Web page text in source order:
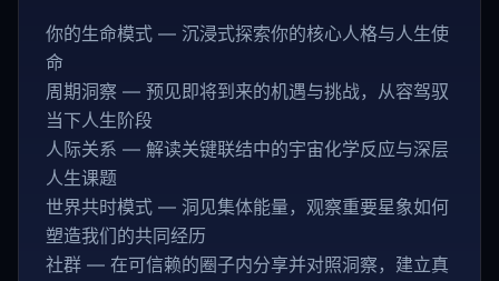
你的生命模式 — 沉浸式探索你的核心人格与人生使
命
周期洞察 — 预见即将到来的机遇与挑战，从容驾驭
当下人生阶段
人际关系 — 解读关键联结中的宇宙化学反应与深层
人生课题
世界共时模式 — 洞见集体能量，观察重要星象如何
塑造我们的共同经历
社群 — 在可信赖的圈子内分享并对照洞察，建立真